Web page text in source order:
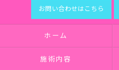
お問い合わせはこちら
ホーム
施術内容